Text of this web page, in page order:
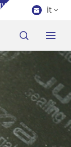
 it 
 